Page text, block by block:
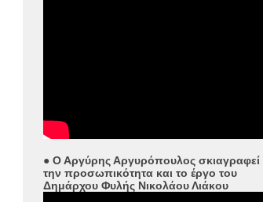
● Ο Αργύρης Αργυρόπουλος σκιαγραφεί
την προσωπικότητα και το έργο του
Δημάρχου Φυλής Νικολάου Λιάκου